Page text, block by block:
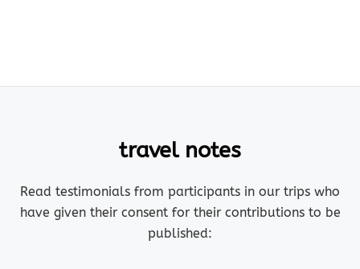
travel notes
Read testimonials from participants in our trips who
have given their consent for their contributions to be
published: